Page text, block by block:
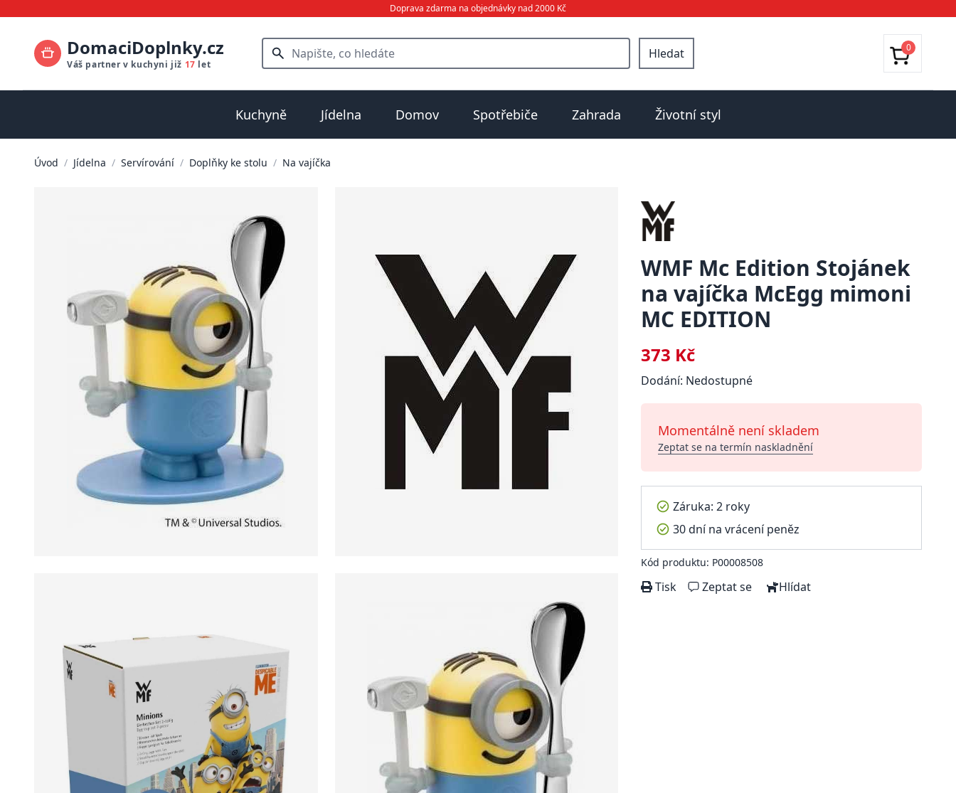
Doprava zdarma na objednávky nad 2000 Kč
DomaciDoplnky.cz
Váš partner v kuchyni již 17 let
Hledat 0
Kuchyně Jídelna Domov Spotřebiče Zahrada Životní styl
Úvod / Jídelna / Servírování / Doplňky ke stolu / Na vajíčka
WMF Mc Edition Stojánek
na vajíčka McEgg mimoni
MC EDITION
373 Kč
Dodání: Nedostupné
Momentálně není skladem
Zeptat se na termín naskladnění
Záruka: 2 roky
30 dní na vrácení peněz
Kód produktu: P00008508
Tisk Zeptat se Hlídat